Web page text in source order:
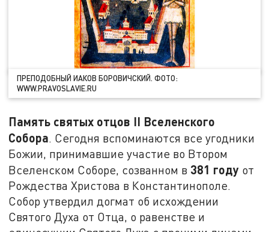
ПРЕПОДОБНЫЙ ИАКОВ БОРОВИЧСКИЙ. ФОТО:
WWW.PRAVOSLAVIE.RU
Память святых отцов II Вселенского
Собора. Сегодня вспоминаются все угодники
Божии, принимавшие участие во Втором
Вселенском Соборе, созванном в 381 году от
Рождества Христова в Константинополе.
Собор утвердил догмат об исхождении
Святого Духа от Отца, о равенстве и